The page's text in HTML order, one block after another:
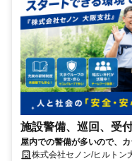
施設警備、巡回、受
屋内での警備が多いので、
株式会社セノン/ヒルトン